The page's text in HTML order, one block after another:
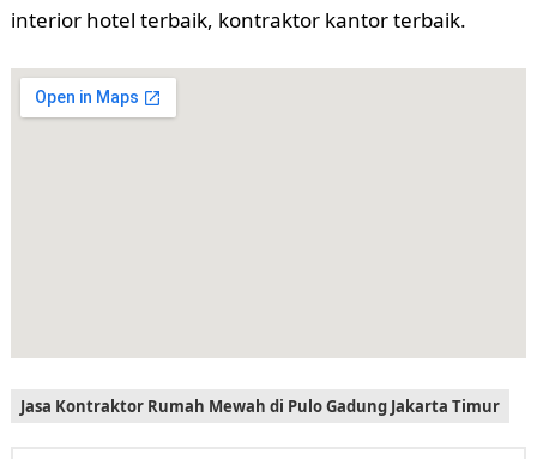
interior hotel terbaik, kontraktor kantor terbaik.
Jasa Kontraktor Rumah Mewah di Pulo Gadung Jakarta Timur